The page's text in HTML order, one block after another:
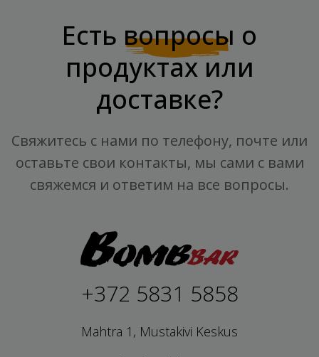
Есть вопросы о
продуктах или
доставке?
Свяжитесь с нами по телефону, почте или
оставьте свои контакты, мы сами с вами
свяжемся и ответим на все вопросы.
+372 5831 5858
Mahtra 1, Mustakivi Keskus